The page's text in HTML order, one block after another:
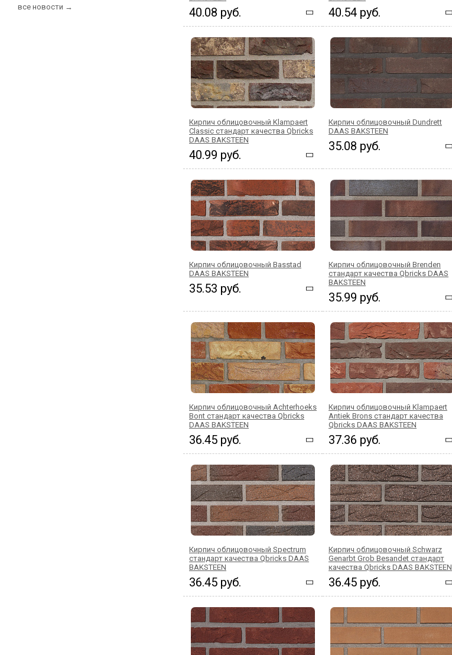
40.08 руб. 40.54 руб.
Кирпич облицовочный Klampaert
Classic стандарт качества Qbricks
DAAS BAKSTEEN
40.99 руб.
Кирпич облицовочный Dundrett
DAAS BAKSTEEN
35.08 руб.
Кирпич облицовочный Basstad
DAAS BAKSTEEN
35.53 руб.
Кирпич облицовочный Brenden
стандарт качества Qbricks DAAS
BAKSTEEN
35.99 руб.
Кирпич облицовочный Achterhoeks
Bont стандарт качества Qbricks
DAAS BAKSTEEN
36.45 руб.
Кирпич облицовочный Klampaert
Antiek Brons стандарт качества
Qbricks DAAS BAKSTEEN
37.36 руб.
Кирпич облицовочный Spectrum
стандарт качества Qbricks DAAS
BAKSTEEN
36.45 руб.
Кирпич облицовочный Schwarz
Genarbt Grob Besandet стандарт
качества Qbricks DAAS BAKSTEEN
36.45 руб.
все новости →